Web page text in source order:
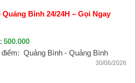
Bình 24/24H – Gọi Ngay
500.000
Quảng Bình - Quảng Bình
30/06/2026